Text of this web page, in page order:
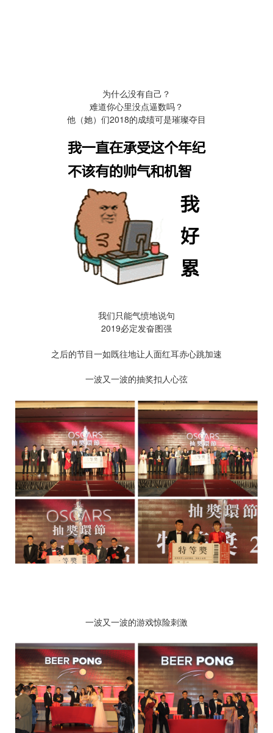
为什么没有自己？
难道你心里没点逼数吗？
他（她）们2018的成绩可是璀璨夺目
我们只能气愤地说句
2019必定发奋图强
之后的节目一如既往地让人面红耳赤心跳加速
一波又一波的抽奖扣人心弦
一波又一波的游戏惊险刺激